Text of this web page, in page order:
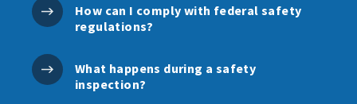
How can I comply with federal safety
regulations?
What happens during a safety
inspection?